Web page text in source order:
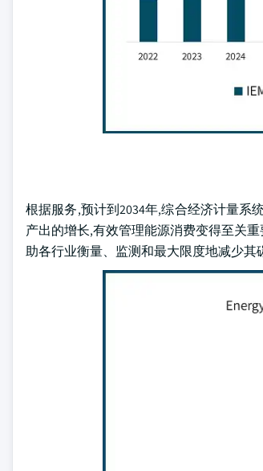
根据服务,预计到2034年,综合经济计量系
产出的增长,有效管理能源消费变得至关
助各行业衡量、监测和最大限度地减少